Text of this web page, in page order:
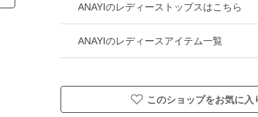
ANAYIのレディーストップスはこちら
ANAYIのレディースアイテム一覧
このショップをお気に入